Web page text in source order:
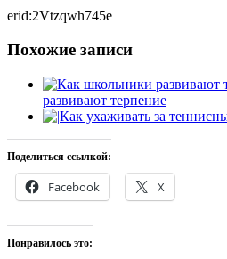
erid:2Vtzqwh745e
Похожие записи
развивают терпение
Как ухаживать за
Поделиться ссылкой:
Facebook X
Понравилось это: